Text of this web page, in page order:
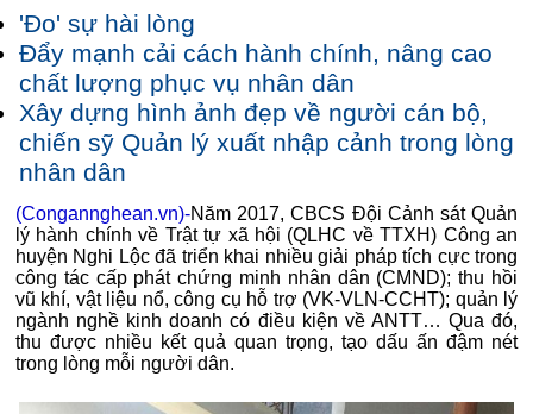
'Đo' sự hài lòng
Đẩy mạnh cải cách hành chính, nâng cao
chất lượng phục vụ nhân dân
Xây dựng hình ảnh đẹp về người cán bộ,
chiến sỹ Quản lý xuất nhập cảnh trong lòng
nhân dân
(Congannghean.vn)-Năm 2017, CBCS Đội Cảnh sát Quản
lý hành chính về Trật tự xã hội (QLHC về TTXH) Công an
huyện Nghi Lộc đã triển khai nhiều giải pháp tích cực trong
công tác cấp phát chứng minh nhân dân (CMND); thu hồi
vũ khí, vật liệu nổ, công cụ hỗ trợ (VK-VLN-CCHT); quản lý
ngành nghề kinh doanh có điều kiện về ANTT… Qua đó,
thu được nhiều kết quả quan trọng, tạo dấu ấn đậm nét
trong lòng mỗi người dân.